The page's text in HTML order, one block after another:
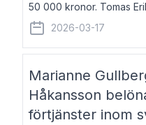
50 000 kronor. Tomas
projektledare inom
utkom i fjol med boken
2026-03-17
Marianne
Håkansson
förtjänster inom